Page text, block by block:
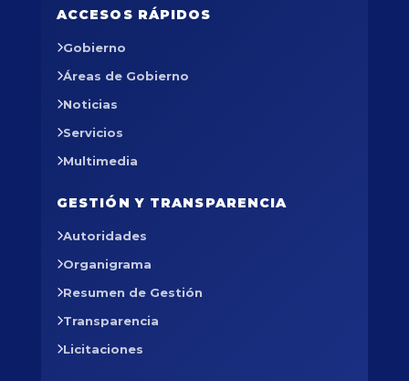
ACCESOS RÁPIDOS
Gobierno
Áreas de Gobierno
Noticias
Servicios
Multimedia
GESTIÓN Y TRANSPARENCIA
Autoridades
Organigrama
Resumen de Gestión
Transparencia
Licitaciones